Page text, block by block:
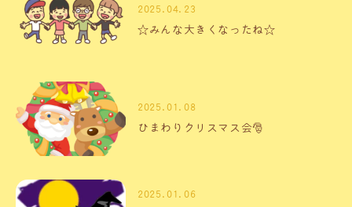
2025.04.23
☆みんな大きくなったね☆
2025.01.08
ひまわりクリスマス会🎅
2025.01.06